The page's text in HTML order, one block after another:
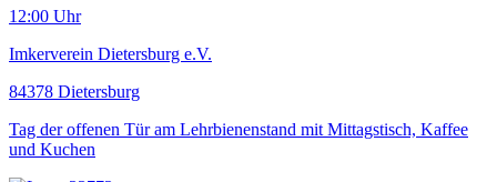
12:00 Uhr
Imkerverein Dietersburg e.V.
84378 Dietersburg
Tag der offenen Tür am Lehrbienenstand mit Mittagstisch, Kaffee
und Kuchen